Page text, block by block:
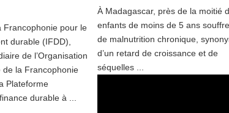
Francophonie pour le
durable (IFDD),
de l’Organisation
de la Francophonie
Plateforme
durable à ...
À Madagascar, près de la moitié
enfants de moins de 5 ans
de malnutrition chronique,
d’un retard de croissance et de
séquelles ...